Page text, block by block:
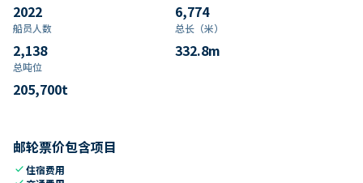
2022 6,774
船员人数
2,138
总长（米）
332.8m
总吨位
205,700t
邮轮票价包含项目
check住宿费用